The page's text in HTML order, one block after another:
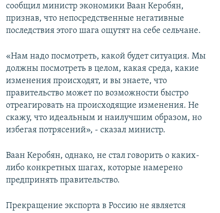
сообщил министр экономики Ваан Керобян,
признав, что непосредственные негативные
последствия этого шага ощутят на себе сельчане.
«Нам надо посмотреть, какой будет ситуация. Мы
должны посмотреть в целом, какая среда, какие
изменения происходят, и вы знаете, что
правительство может по возможности быстро
отреагировать на происходящие изменения. Не
скажу, что идеальным и наилучшим образом, но
избегая потрясений», - сказал министр.
Ваан Керобян, однако, не стал говорить о каких-
либо конкретных шагах, которые намерено
предпринять правительство.
Прекращение экспорта в Россию не является